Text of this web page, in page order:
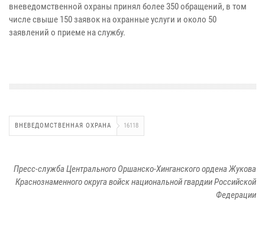
вневедомственной охраны принял более 350 обращений, в том
числе свыше 150 заявок на охранные услуги и около 50
заявлений о приеме на службу.
ВНЕВЕДОМСТВЕННАЯ ОХРАНА 16118
Пресс-служба Центрального Оршанско-Хинганского ордена Жукова
Краснознаменного округа войск национальной гвардии Российской
Федерации